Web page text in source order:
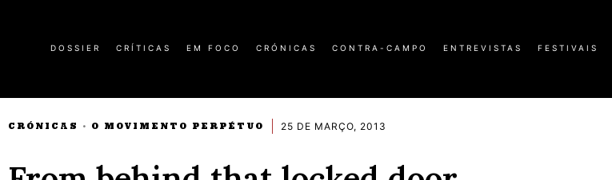
DOSSIER CRÍTICAS EM FOCO CRÓNICAS CONTRA-CAMPO ENTREVISTAS FESTIVAIS
CRÓNICAS · O MOVIMENTO PERPÉTUO 25 DE MARÇO, 2013